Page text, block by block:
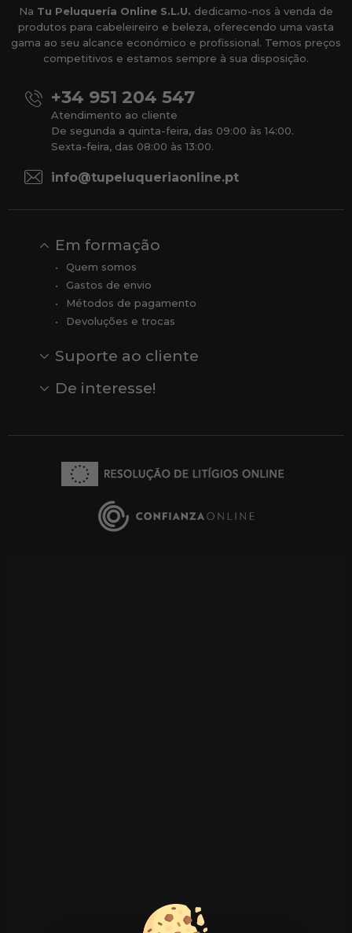
Na Tu Peluquería Online S.L.U. dedicamo-nos à venda de
produtos para cabeleireiro e beleza, oferecendo uma vasta
gama ao seu alcance económico e profissional. Temos preços
competitivos e estamos sempre à sua disposição.
+34 951 204 547
Atendimento ao cliente
De segunda a quinta-feira, das 09:00 às 14:00.
Sexta-feira, das 08:00 às 13:00.
info@tupeluqueriaonline.pt
Em formação
Quem somos
Gastos de envio
Métodos de pagamento
Devoluções e trocas
Suporte ao cliente
Comentários
Comentários do Google
De interesse!